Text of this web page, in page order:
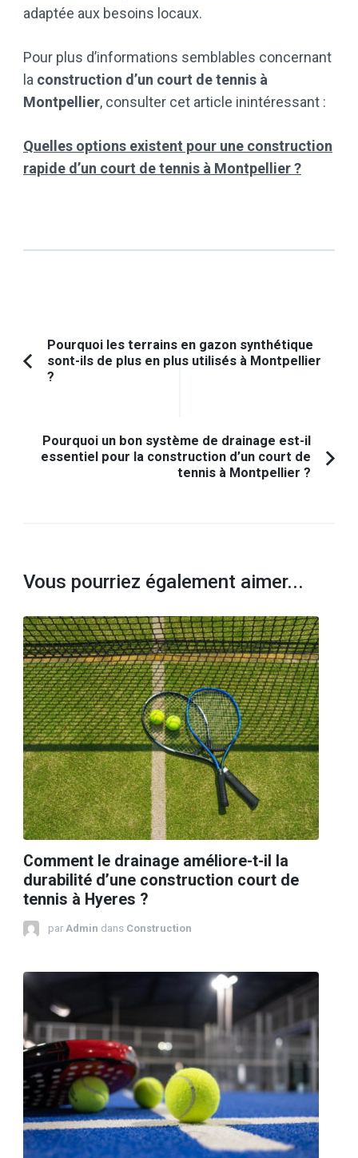
adaptée aux besoins locaux.
Pour plus d’informations semblables concernant
la construction d’un court de tennis à
Montpellier, consulter cet article inintéressant :
Quelles options existent pour une construction
rapide d’un court de tennis à Montpellier ?
Navigation
d'article
Article
Pourquoi les terrains en gazon synthétique
sont-ils de plus en plus utilisés à Montpellier
?
Pourquoi un bon système de drainage est-il
essentiel pour la construction d’un court de
tennis à Montpellier ?
Vous pourriez également aimer...
Comment le drainage améliore-t-il la
durabilité d’une construction court de
tennis à Hyeres ?
par Admin dans Construction